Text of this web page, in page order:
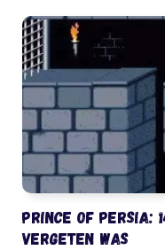
Prince of Persia:
vergeten was